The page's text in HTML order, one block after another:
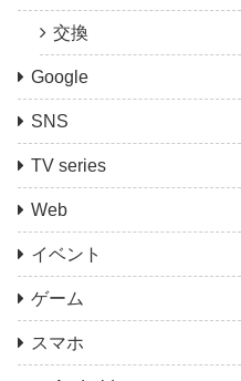
交換
Google
SNS
TV series
Web
イベント
ゲーム
スマホ